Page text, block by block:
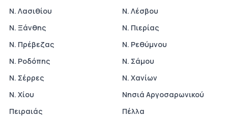
Ν. Λασιθίου
Ν. Λέσβου
Ν. Ξάνθης
Ν. Πιερίας
Ν. Πρέβεζας
Ν. Ρεθύμνου
Ν. Ροδόπης
Ν. Σάμου
Ν. Σέρρες
Ν. Χανίων
Ν. Χίου
Νησιά Αργοσαρωνικού
Πειραιάς
Πέλλα